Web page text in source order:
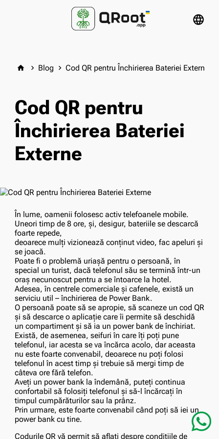
language
home keyboard_arrow_right Blog keyboard_arrow_right Cod QR pentru Închirierea Bateriei Externe
Cod QR pentru
Închirierea Bateriei
Externe
În lume, oamenii folosesc activ telefoanele mobile.
Uneori timp de 8 ore, și, desigur, bateriile se descarcă
foarte repede,
deoarece mulți vizionează conținut video, fac apeluri și
se joacă.
Poate fi o problemă uriașă pentru o persoană, în
special un turist, dacă telefonul său se termină într-un
oraș necunoscut pentru a se întoarce la hotel.
Adesea, în centrele comerciale și cafenele, există un
serviciu util – închirierea de Power Bank.
O persoană poate să se apropie, să scaneze un cod QR
și să descarce o aplicație care îi permite să deschidă
un compartiment și să ia un power bank de închiriat.
Există, de asemenea, seifuri în care îți poți pune
telefonul, iar acesta se va încărca acolo, dar aceasta
nu este foarte convenabil, deoarece nu poți folosi
telefonul în acest timp și trebuie să mergi timp de
câteva ore fără telefon.
Aveți un power bank la îndemână, puteți continua
confortabil să folosiți telefonul și să-l încărcați în
timpul cumpărăturilor sau la prânz.
Prin urmare, este foarte convenabil când poți să iei un
power bank cu tine.
Codurile QR vă permit să aflați despre condițiile de